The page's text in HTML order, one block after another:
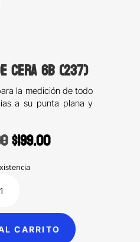
cera 6B (237)
la medición de todo
a su punta plana y
Original
was:
$199.00Current
CARRITO